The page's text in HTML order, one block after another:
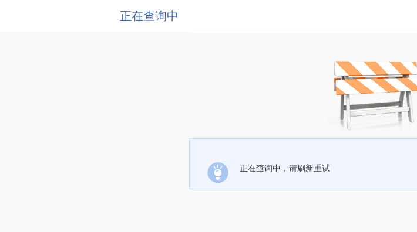
正在查询中
正在查询中，请刷新重试